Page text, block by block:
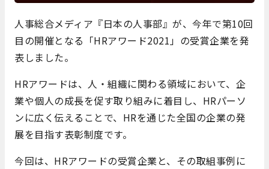
人事総合メディア『日本の人事部』が、今年で第10回
目の開催となる「HRアワード2021」の受賞企業を発
表しました。
HRアワードは、人・組織に関わる領域において、企
業や個人の成長を促す取り組みに着目し、HRパーソ
ンに広く伝えることで、HRを通じた全国の企業の発
展を目指す表彰制度です。
今回は、HRアワードの受賞企業と、その取組事例に